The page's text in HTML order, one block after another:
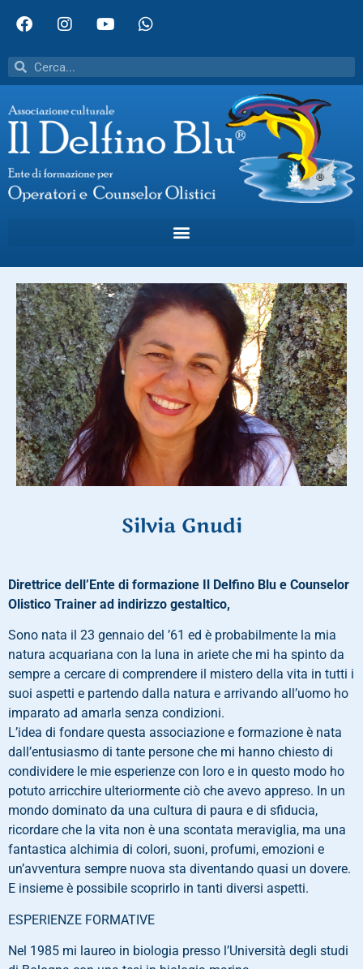
Silvia Gnudi
Direttrice dell’Ente di formazione Il Delfino Blu e Counselor
Olistico Trainer ad indirizzo gestaltico,
Sono nata il 23 gennaio del ’61 ed è probabilmente la mia
natura acquariana con la luna in ariete che mi ha spinto da
sempre a cercare di comprendere il mistero della vita in tutti i
suoi aspetti e partendo dalla natura e arrivando all’uomo ho
imparato ad amarla senza condizioni.
L’idea di fondare questa associazione e formazione è nata
dall’entusiasmo di tante persone che mi hanno chiesto di
condividere le mie esperienze con loro e in questo modo ho
potuto arricchire ulteriormente ciò che avevo appreso. In un
mondo dominato da una cultura di paura e di sfiducia,
ricordare che la vita non è una scontata meraviglia, ma una
fantastica alchimia di colori, suoni, profumi, emozioni e
un’avventura sempre nuova sta diventando quasi un dovere.
E insieme è possibile scoprirlo in tanti diversi aspetti.
ESPERIENZE FORMATIVE
Nel 1985 mi laureo in biologia presso l’Università degli studi